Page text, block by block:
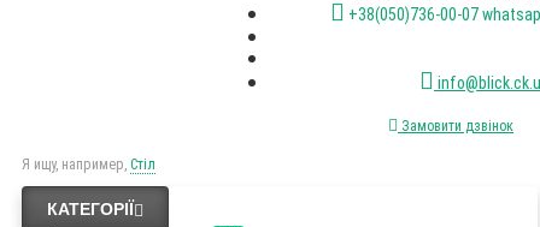
+38(050)736-00-07
Замовити дзвінок
Я ищу, например, Стіл
КАТЕГОРІЇ